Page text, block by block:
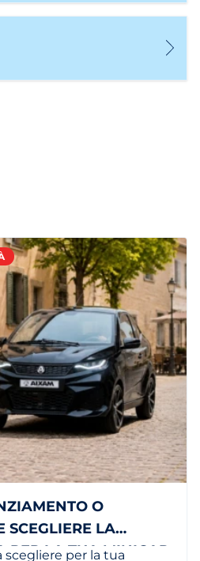
O
SCEGLIERE LA
PER LA TUA MINICAR
scegliere per la tua